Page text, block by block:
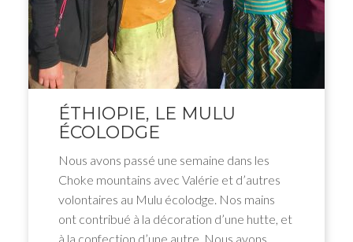
ÉTHIOPIE, LE MULU
ÉCOLODGE
Nous avons passé une semaine dans les
Choke mountains avec Valérie et d’autres
volontaires au Mulu écolodge. Nos mains
ont contribué à la décoration d’une hutte, et
à la confection d’une autre. Nous avons